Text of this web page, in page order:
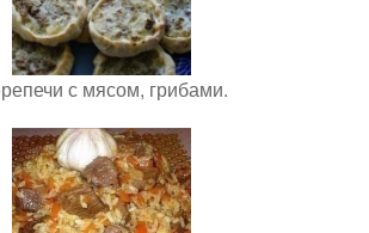
с мясом, грибами.